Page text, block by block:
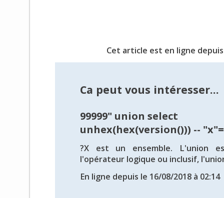
Cet article est en ligne depuis
Ca peut vous intéresser...
99999" union select
unhex(hex(version())) --
?X est un ensemble. L'union
l'opérateur logique ou inclusif,
En ligne depuis le 16/08/2018 à 02:14